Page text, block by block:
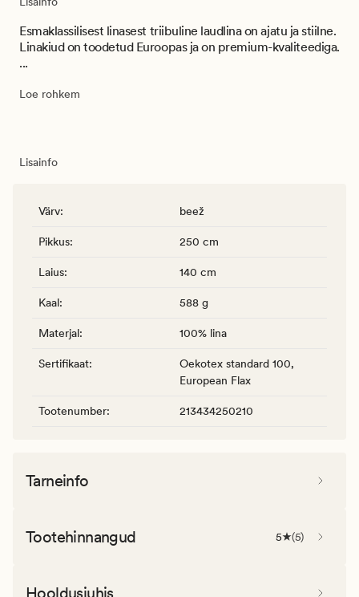
Esmaklassilisest linasest triibuline laudlina on ajatu ja stiilne.
Linakiud on toodetud Euroopas ja on premium-kvaliteediga.
...
Loe rohkem
Lisainfo
Värv: beež
Pikkus: 250 cm
Laius: 140 cm
Kaal: 588 g
Materjal: 100% lina
Sertifikaat:
Oekotex standard 100,
European Flax
Tootenumber: 213434250210
Tarneinfo
Tootehinnangud 5 (5)
Hooldusjuhis